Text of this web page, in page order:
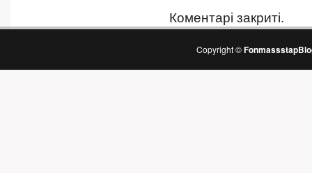
Коментарі закриті.
Copyright ©